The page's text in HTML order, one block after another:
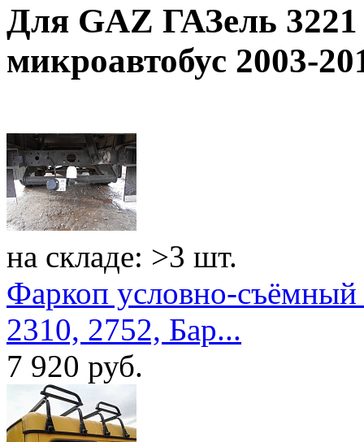
Для GAZ ГАЗель
микроавтобус 2003-
на складе: >3 шт.
Фаркоп условно-
2310, 2752, Бар...
7 920 руб.